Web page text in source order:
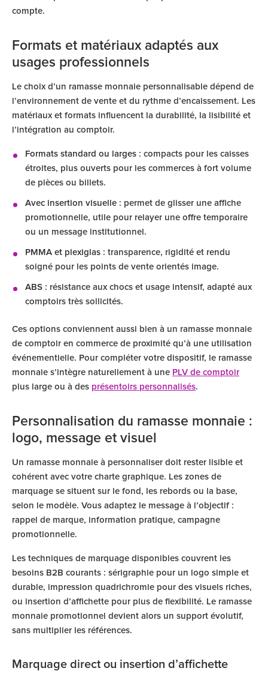
compte.
Formats et matériaux adaptés aux
usages professionnels
Le choix d’un ramasse monnaie personnalisable dépend de
l’environnement de vente et du rythme d’encaissement. Les
matériaux et formats influencent la durabilité, la lisibilité et
l’intégration au comptoir.
Formats standard ou larges : compacts pour les caisses
étroites, plus ouverts pour les commerces à fort volume
de pièces ou billets.
Avec insertion visuelle : permet de glisser une affiche
promotionnelle, utile pour relayer une offre temporaire
ou un message institutionnel.
PMMA et plexiglas : transparence, rigidité et rendu
soigné pour les points de vente orientés image.
ABS : résistance aux chocs et usage intensif, adapté aux
comptoirs très sollicités.
Ces options conviennent aussi bien à un ramasse monnaie
de comptoir en commerce de proximité qu’à une utilisation
événementielle. Pour compléter votre dispositif, le ramasse
monnaie s’intègre naturellement à une PLV de comptoir
plus large ou à des présentoirs personnalisés.
Personnalisation du ramasse monnaie :
logo, message et visuel
Un ramasse monnaie à personnaliser doit rester lisible et
cohérent avec votre charte graphique. Les zones de
marquage se situent sur le fond, les rebords ou la base,
selon le modèle. Vous adaptez le message à l’objectif :
rappel de marque, information pratique, campagne
promotionnelle.
Les techniques de marquage disponibles couvrent les
besoins B2B courants : sérigraphie pour un logo simple et
durable, impression quadrichromie pour des visuels riches,
ou insertion d’affichette pour plus de flexibilité. Le ramasse
monnaie promotionnel devient alors un support évolutif,
sans multiplier les références.
Marquage direct ou insertion d’affichette